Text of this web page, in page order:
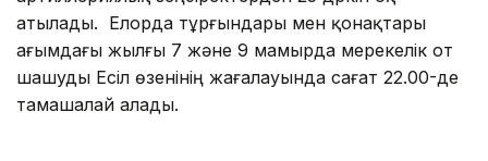
атылады. Елорда тұрғындары мен қонақтары
ағымдағы жылғы 7 және 9 мамырда мерекелік от
шашуды Есіл өзенінің жағалауында сағат 22.00-де
тамашалай алады.